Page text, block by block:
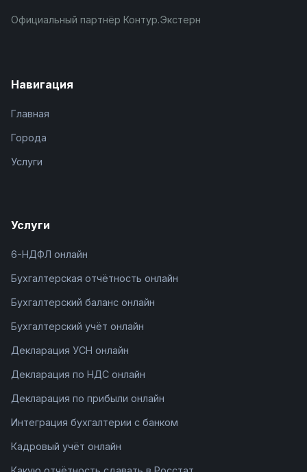
Официальный партнёр Контур.Экстерн
Навигация
Главная
Города
Услуги
Услуги
6-НДФЛ онлайн
Бухгалтерская отчётность онлайн
Бухгалтерский баланс онлайн
Бухгалтерский учёт онлайн
Декларация УСН онлайн
Декларация по НДС онлайн
Декларация по прибыли онлайн
Интеграция бухгалтерии с банком
Кадровый учёт онлайн